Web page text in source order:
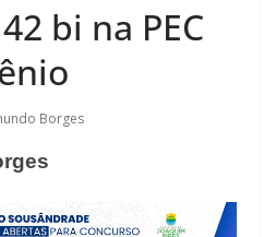
bi na PEC
Borges